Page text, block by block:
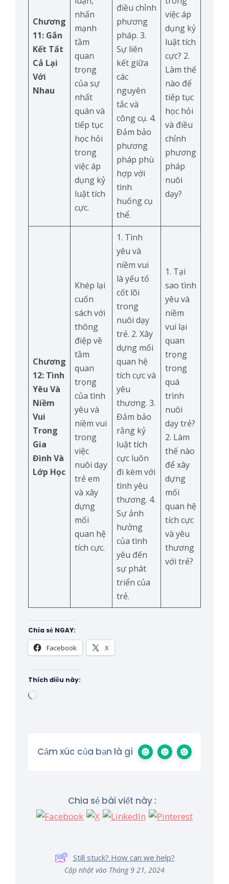
Chương
11: Gắn
Kết Tất
Cả Lại
Với
Nhau
nhấn
mạnh
tầm
quan
trọng
của sự
nhất
quán và
tiếp tục
học hỏi
trong
việc áp
dụng kỷ
luật tích
cực.
điều chỉnh
phương
pháp. 3.
Sự liên
kết giữa
các
nguyên
tắc và
công cụ. 4.
Đảm bảo
phương
pháp phù
hợp với
tình
huống cụ
thể.
việc áp
dụng kỷ
luật tích
cực? 2.
Làm thế
nào để
tiếp tục
học hỏi
và điều
chỉnh
phương
pháp
nuôi
dạy?
Chương
12: Tình
Yêu Và
Niềm
Vui
Trong
Gia
Đình Và
Lớp Học
Khép lại
cuốn
sách với
thông
điệp về
tầm
quan
trọng
của tình
yêu và
niềm vui
trong
việc
nuôi dạy
trẻ em
và xây
dựng
mối
quan hệ
tích cực.
1. Tình
yêu và
niềm vui
là yếu tố
cốt lõi
trong
nuôi dạy
trẻ. 2. Xây
dựng mối
quan hệ
tích cực và
yêu
thương. 3.
Đảm bảo
rằng kỷ
luật tích
cực luôn
đi kèm với
tình yêu
thương. 4.
Sự ảnh
hưởng
của tình
yêu đến
sự phát
triển của
trẻ.
1. Tại
sao tình
yêu và
niềm
vui lại
quan
trọng
trong
quá
trình
nuôi
dạy trẻ?
2. Làm
thế nào
để xây
dựng
mối
quan hệ
tích cực
và yêu
thương
với trẻ?
Chia sẻ NGAY:
Facebook X
Thích điều này:
Đang
Cảm xúc của bạn là gì
Chia sẻ bài viết này :
Still stuck? How can we help?
Cập nhật vào Tháng 9 21, 2024